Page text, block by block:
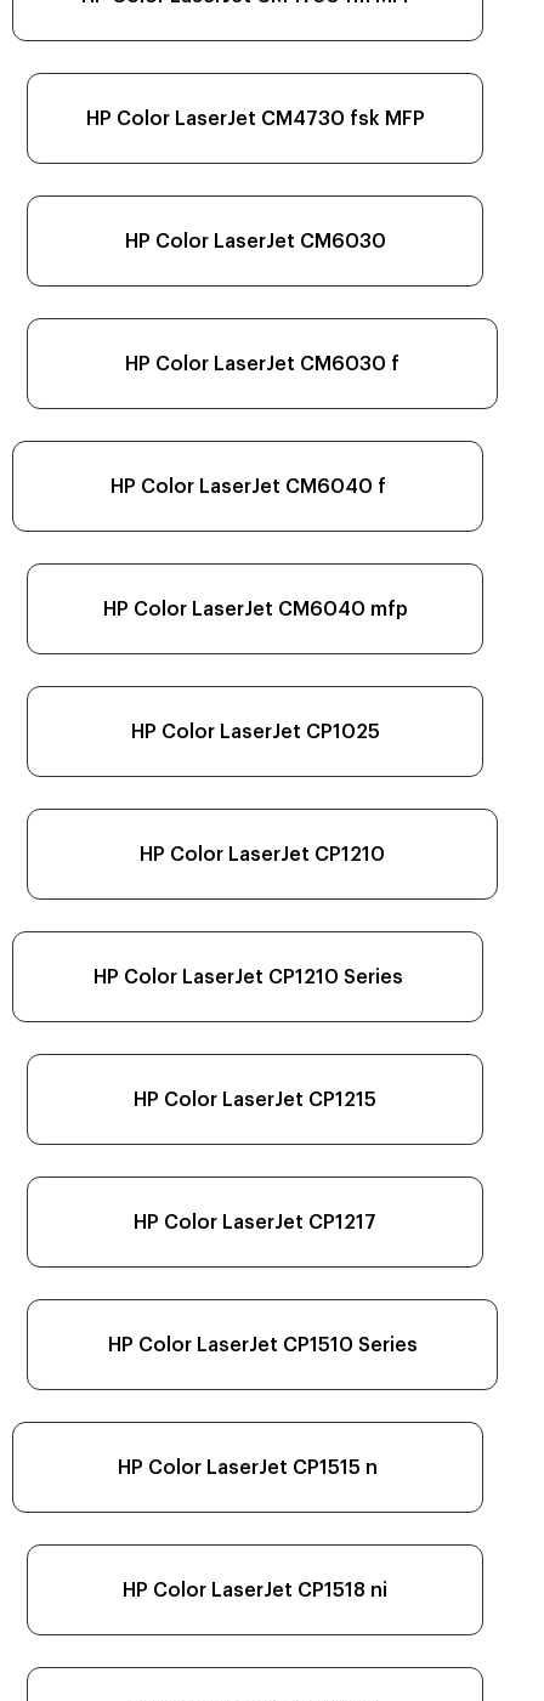
HP Color LaserJet CM4730 fsk MFP
HP Color LaserJet CM6030
HP Color LaserJet CM6030 f
HP Color LaserJet CM6040 f
HP Color LaserJet CM6040 mfp
HP Color LaserJet CP1025
HP Color LaserJet CP1210
HP Color LaserJet CP1210 Series
HP Color LaserJet CP1215
HP Color LaserJet CP1217
HP Color LaserJet CP1510 Series
HP Color LaserJet CP1515 n
HP Color LaserJet CP1518 ni